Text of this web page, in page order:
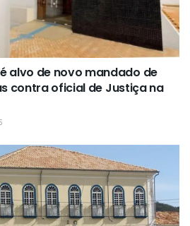
alvo de novo mandado de
contra oficial de Justiça na